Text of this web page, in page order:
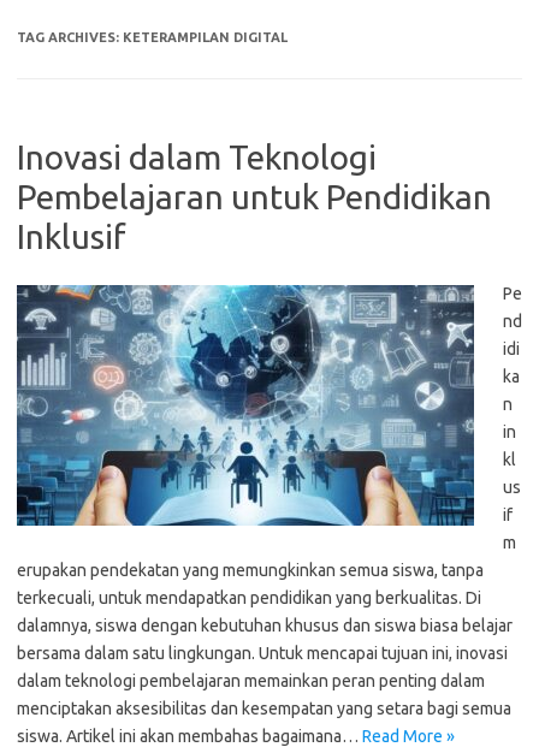
TAG ARCHIVES: KETERAMPILAN DIGITAL
Inovasi dalam Teknologi
Pembelajaran untuk Pendidikan
Inklusif
Pe
nd
idi
ka
n
in
kl
us
if
m
erupakan pendekatan yang memungkinkan semua siswa, tanpa
terkecuali, untuk mendapatkan pendidikan yang berkualitas. Di
dalamnya, siswa dengan kebutuhan khusus dan siswa biasa belajar
bersama dalam satu lingkungan. Untuk mencapai tujuan ini, inovasi
dalam teknologi pembelajaran memainkan peran penting dalam
menciptakan aksesibilitas dan kesempatan yang setara bagi semua
siswa. Artikel ini akan membahas bagaimana… Read More »